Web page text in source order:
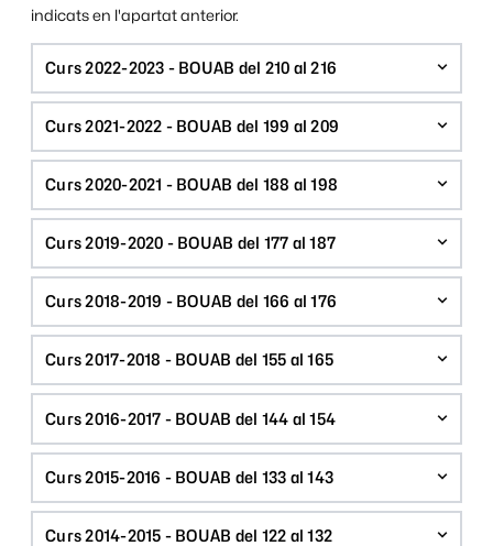
indicats en l'apartat anterior.
Curs 2022-2023 - BOUAB del 210 al 216
Curs 2021-2022 - BOUAB del 199 al 209
Curs 2020-2021 - BOUAB del 188 al 198
Curs 2019-2020 - BOUAB del 177 al 187
Curs 2018-2019 - BOUAB del 166 al 176
Curs 2017-2018 - BOUAB del 155 al 165
Curs 2016-2017 - BOUAB del 144 al 154
Curs 2015-2016 - BOUAB del 133 al 143
Curs 2014-2015 - BOUAB del 122 al 132